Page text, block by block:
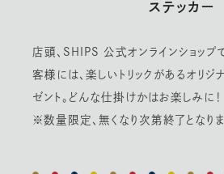
ステッカー
店頭、SHIPS 公式オンラインショッ
客様には、楽しいトリックがあるオリジ
ゼント。どんな仕掛けかはお楽しみに！
※数量限定、無くなり次第終了となりま